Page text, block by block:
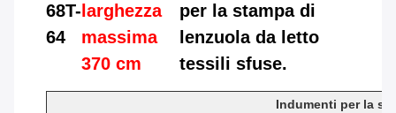
68T-
64
larghezza
massima
370 cm
per la stampa di
lenzuola da letto
tessili sfuse.
Indumenti per la